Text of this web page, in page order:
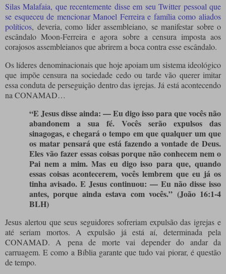
Silas Malafaia, que recentemente disse em seu Twitter pessoal que
se esqueceu de mencionar Manoel Ferreira e família como aliados
políticos, deveria, como líder assembleiano, se manifestar sobre o
escândalo Moon-Ferreira e agora sobre a censura imposta aos
corajosos assembleianos que abrirem a boca contra esse escândalo.
Os líderes denominacionais que hoje apoiam um sistema ideológico
que impõe censura na sociedade cedo ou tarde vão querer imitar
essa conduta de perseguição dentro das igrejas. Já está acontecendo
na CONAMAD…
“E Jesus disse ainda: — Eu digo isso para que vocês não
abandonem a sua fé. Vocês serão expulsos das
sinagogas, e chegará o tempo em que qualquer um que
os matar pensará que está fazendo a vontade de Deus.
Eles vão fazer essas coisas porque não conhecem nem o
Pai nem a mim. Mas eu digo isso para que, quando
essas coisas acontecerem, vocês lembrem que eu já os
tinha avisado. E Jesus continuou: — Eu não disse isso
antes, porque ainda estava com vocês.” (João 16:1-4
BLH)
Jesus alertou que seus seguidores sofreriam expulsão das igrejas e
atéseriam mortos. A expulsão já está aí, determinada pela
CONAMAD. A pena de morte vai depender do andar da
carruagem. E como a Bíblia garante que tudo vai piorar, é questão
de tempo.